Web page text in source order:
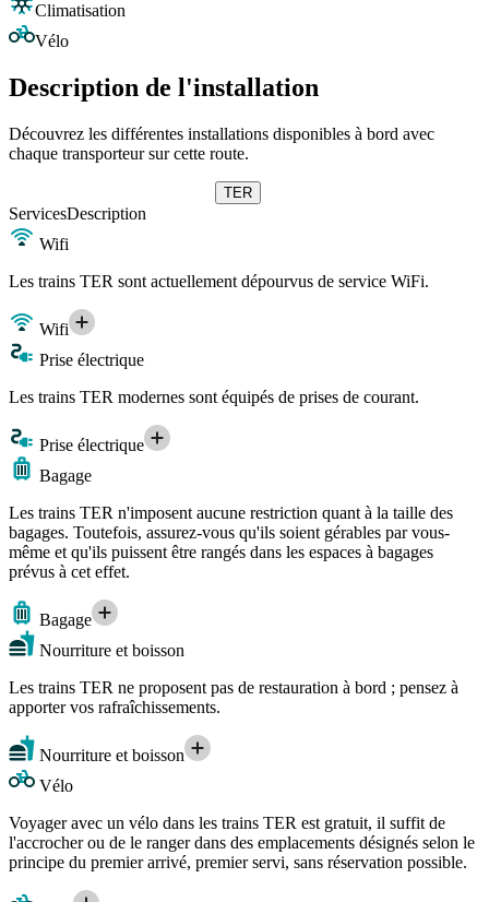
Climatisation
Vélo
Description de l'installation
Découvrez les différentes installations disponibles à bord avec
chaque transporteur sur cette route.
TER
ServicesDescription
Wifi
Les trains TER sont actuellement dépourvus de service WiFi.
Wifi
Prise électrique
Les trains TER modernes sont équipés de prises de courant.
Prise électrique
Bagage
Les trains TER n'imposent aucune restriction quant à la taille des
bagages. Toutefois, assurez-vous qu'ils soient gérables par vous-
même et qu'ils puissent être rangés dans les espaces à bagages
prévus à cet effet.
Bagage
Nourriture et boisson
Les trains TER ne proposent pas de restauration à bord ; pensez à
apporter vos rafraîchissements.
Nourriture et boisson
Vélo
Voyager avec un vélo dans les trains TER est gratuit, il suffit de
l'accrocher ou de le ranger dans des emplacements désignés selon le
principe du premier arrivé, premier servi, sans réservation possible.